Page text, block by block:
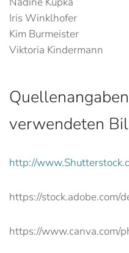
Iris Winklhofer
Kim Burmeister
Viktoria Kindermann
verwendeten
http://
https://stock.adobe.com/
https://www.canva.com/